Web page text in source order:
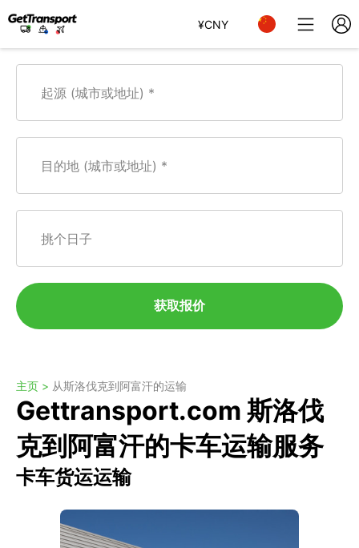
¥CNY
起源 (城市或地址)
目的地 (城市或地址)
挑个日子
获取报价
主页 > 从斯洛伐克到阿富汗的运输
Gettransport.com 斯洛伐
克到阿富汗的卡车运输服务
卡车货运运输